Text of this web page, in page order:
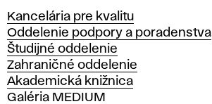
s
o
k
á
š
k
Kancelária pre kvalitu
Oddelenie podpory a poradenstva
Študijné oddelenie
Zahraničné oddelenie
Akademická knižnica
Galéria MEDIUM